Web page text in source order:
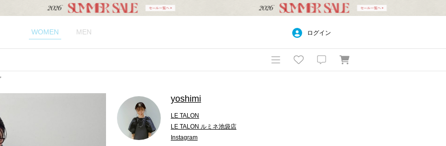
WOMEN MEN ログイン
yoshimi
LE TALON
LE TALON ルミネ池袋店
Instagram